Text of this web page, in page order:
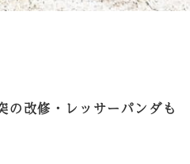
の改修・レッサーパンダも